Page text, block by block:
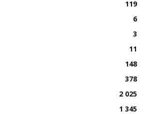
119
6
3
11
148
378
2 025
1 345